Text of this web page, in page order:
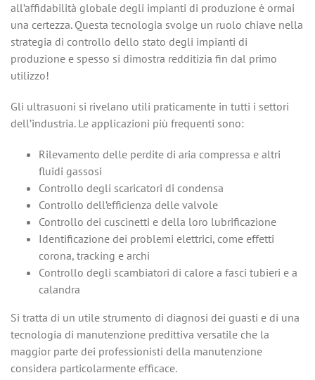
all’affidabilità globale degli impianti di produzione è ormai
una certezza. Questa tecnologia svolge un ruolo chiave nella
strategia di controllo dello stato degli impianti di
produzione e spesso si dimostra redditizia fin dal primo
utilizzo!
Gli ultrasuoni si rivelano utili praticamente in tutti i settori
dell’industria. Le applicazioni più frequenti sono:
Rilevamento delle perdite di aria compressa e altri
fluidi gassosi
Controllo degli scaricatori di condensa
Controllo dell’efficienza delle valvole
Controllo dei cuscinetti e della loro lubrificazione
Identificazione dei problemi elettrici, come effetti
corona, tracking e archi
Controllo degli scambiatori di calore a fasci tubieri e a
calandra
Si tratta di un utile strumento di diagnosi dei guasti e di una
tecnologia di manutenzione predittiva versatile che la
maggior parte dei professionisti della manutenzione
considera particolarmente efficace.